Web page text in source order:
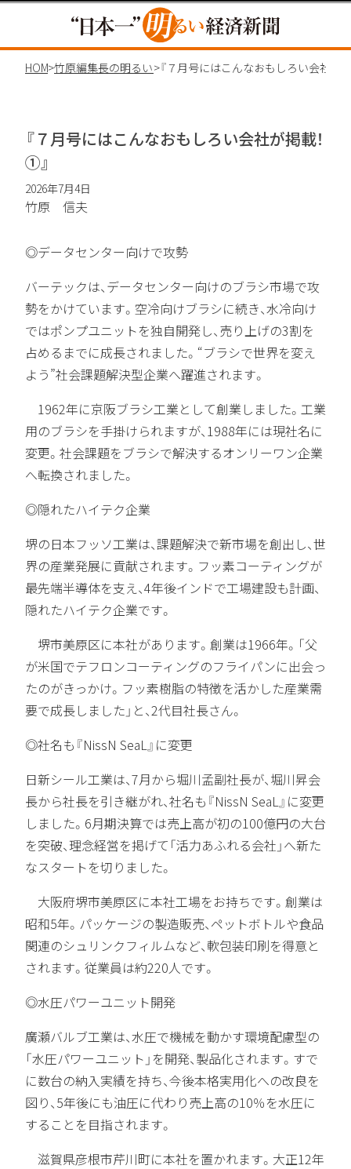
HOME
>竹原編集長の明るいコラム
>
『７月号にはこんなおもしろい会社が掲載！
①』
竹原 信夫
2026年7月4日
◎データセンター向けで攻勢
バーテックは、データセンター向けのブラシ市場で攻
勢をかけています。空冷向けブラシに続き、水冷向け
ではポンプユニットを独自開発し、売り上げの3割を
占めるまでに成長されました。“ブラシで世界を変え
よう”社会課題解決型企業へ躍進されます。
1962年に京阪ブラシ工業として創業しました。工業
用のブラシを手掛けられますが、1988年には現社名に
変更。社会課題をブラシで解決するオンリーワン企業
へ転換されました。
◎隠れたハイテク企業
堺の日本フッソ工業は、課題解決で新市場を創出し、世
界の産業発展に貢献されます。フッ素コーティングが
最先端半導体を支え、4年後インドで工場建設も計画、
隠れたハイテク企業です。
堺市美原区に本社があります。創業は1966年。「父
が米国でテフロンコーティングのフライパンに出会っ
たのがきっかけ。フッ素樹脂の特徴を活かした産業需
要で成長しました」と、2代目社長さん。
◎社名も『NissN SeaL』に変更
日新シール工業は、7月から堀川孟副社長が、堀川昇会
長から社長を引き継がれ、社名も『NissN SeaL』に変更
しました。6月期決算では売上高が初の100億円の大台
を突破、理念経営を掲げて「活力あふれる会社」へ新た
なスタートを切りました。
大阪府堺市美原区に本社工場をお持ちです。創業は
昭和5年。パッケージの製造販売、ペットボトルや食品
関連のシュリンクフィルムなど、軟包装印刷を得意と
されます。従業員は約220人です。
◎水圧パワーユニット開発
廣瀬バルブ工業は、水圧で機械を動かす環境配慮型の
「水圧パワーユニット」を開発、製品化されます。すで
に数台の納入実績を持ち、今後本格実用化への改良を
図り、5年後にも油圧に代わり売上高の10％を水圧に
することを目指されます。
滋賀県彦根市芹川町に本社を置かれます。大正12年